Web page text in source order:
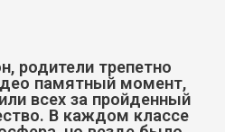
родители трепетно
памятный момент,
всех за пройденный
В каждом классе